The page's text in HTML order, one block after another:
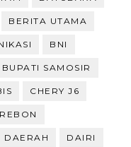
BERITA UTAMA
BNI
BUPATI SAMOSIR
CHERY J6
DAERAH DAIRI